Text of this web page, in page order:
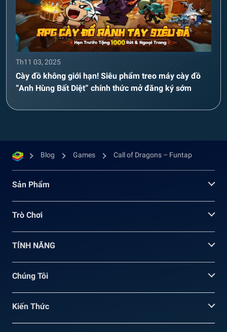
Th11 03, 2025
Cày đồ không giới hạn! Siêu phẩm treo máy cày đồ
“Anh Hùng Bất Diệt” chính thức mở đăng ký sớm
Blog Games Call of Dragons – Funtap
Sản Phẩm
Trò Chơi
TÍNH NĂNG
Chúng Tôi
Kiến Thức